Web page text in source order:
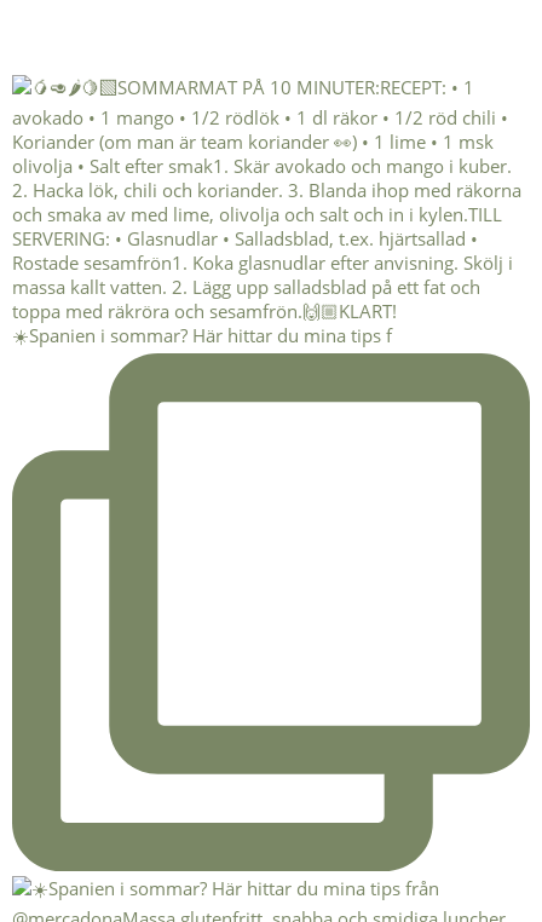
☀️Spanien i sommar? Här hittar du mina tips f